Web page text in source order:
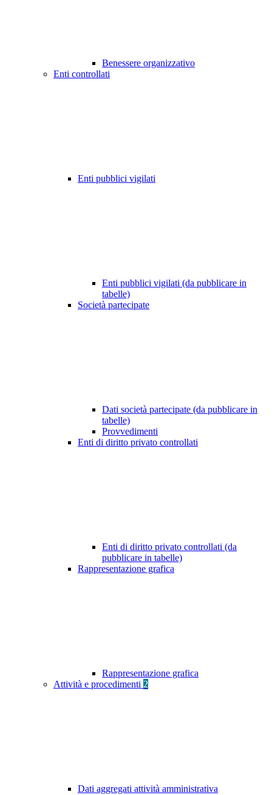
Benessere organizzativo
Enti controllati
Enti pubblici vigilati
Enti pubblici vigilati (da pubblicare in
tabelle)
Società partecipate
Dati società partecipate (da pubblicare in
tabelle)
Provvedimenti
Enti di diritto privato controllati
Enti di diritto privato controllati (da
pubblicare in tabelle)
Rappresentazione grafica
Rappresentazione grafica
Attività e procedimenti 2
Dati aggregati attività amministrativa